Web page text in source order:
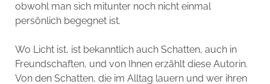
obwohl man sich mitunter noch nicht einmal
persönlich begegnet ist.
Wo Licht ist, ist bekanntlich auch Schatten, auch in
Freundschaften, und von Ihnen erzählt diese Autorin.
Von den Schatten, die im Alltag lauern und wer ihren